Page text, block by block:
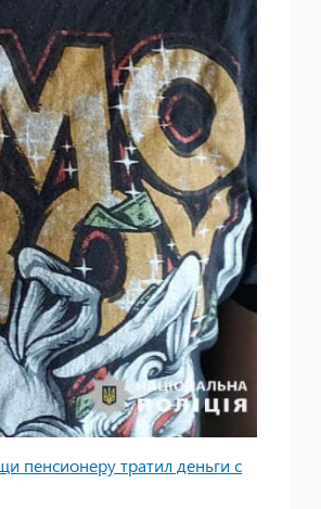
пенсионеру тратил деньги с